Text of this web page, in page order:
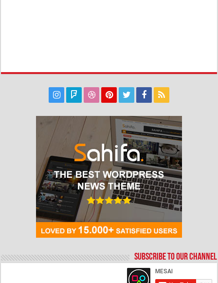
Subscribe to our Channel